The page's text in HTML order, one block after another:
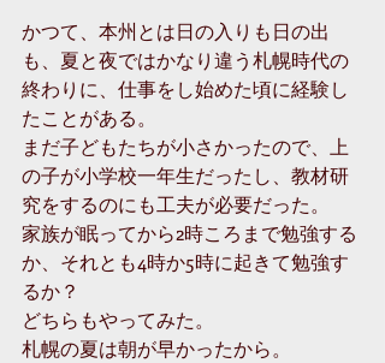
かつて、本州とは日の入りも日の出
も、夏と夜ではかなり違う札幌時代の
終わりに、仕事をし始めた頃に経験し
たことがある。
まだ子どもたちが小さかったので、上
の子が小学校一年生だったし、教材研
究をするのにも工夫が必要だった。
家族が眠ってから2時ころまで勉強する
か、それとも4時か5時に起きて勉強す
るか？
どちらもやってみた。
札幌の夏は朝が早かったから。